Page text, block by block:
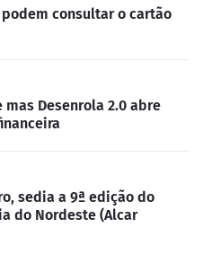
consultar o cartão
Desenrola 2.0 abre
sedia a 9ª edição do
do Nordeste (Alcar